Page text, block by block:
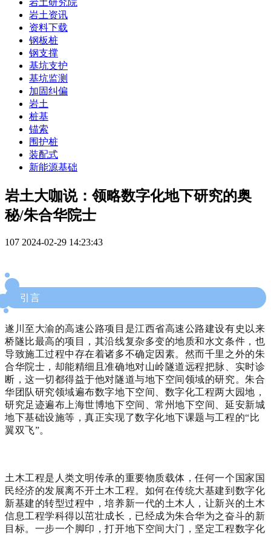
岩土研究院
岩土资讯
资料下载
钢板桩
钢支撑
基坑支护
基坑监测
加固纠偏
岩土
桩基
锚索
围护桩
装配式
新能源基础
岩土大咖说：领略数字化地下研究的奥
秘/朱合华院士
107 2024-02-29 14:23:43
引言
遂川至大渝的高速公路项目是江西省高速公路建设有史以来
桥隧比最高的项目，其沿线复杂多变的地质和水文条件，也
导致施工过程中存在着诸多不确定因素。 然而千里之外的朱
合华院士，却能精细且准确地对山岭隧道远程把脉、实时诊
断，这一切都得益于他对隧道与地下空间领域的研究。朱合
华团队研究领域遍布数字地下空间、 数字化工程两大园地，
研究足迹遍布上海世博地下空间、常州地下空间、延安新城
地下基础设施等，真正实现了数字化地下课题与工程的“比
翼双飞”。
土 木工程是人类文明传承的重要物质载体，任何一个国家国
民经济的发展离不开土木工程。如何在传统大基建到数字化
新基建的转型过程中，培养新一代的土木人，让新兴的土木
信息工程学科得以茁壮成长，已经成为朱合华为之奋斗的新
目标。一步一个脚印，打开地下空间大门，坚定工程数字化